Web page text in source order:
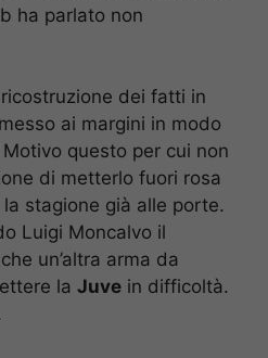
ha parlato non
dei fatti in
ai margini in modo
questo per cui non
di metterlo fuori rosa
stagione già alle porte.
Luigi Moncalvo il
un’altra arma da
la Juve in difficoltà.